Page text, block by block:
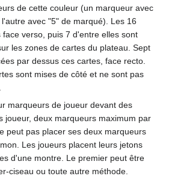
de cette couleur (un marqueur avec
avec "5" de marqué). Les 16
verso, puis 7 d'entre elles sont
les zones de cartes du plateau. Sept
par dessus ces cartes, face recto.
sont mises de côté et ne sont pas
marqueurs de joueur devant des
joueur, deux marqueurs maximum par
peut pas placer ses deux marqueurs
Les joueurs placent leurs jetons
d'une montre. Le premier peut être
ciseau ou toute autre méthode.